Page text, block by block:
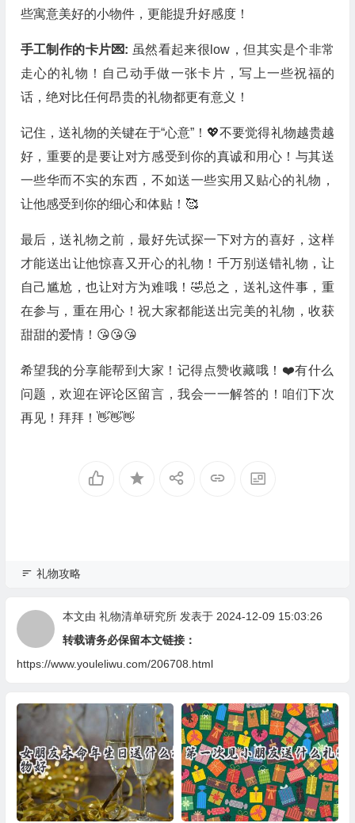
些寓意美好的小物件，更能提升好感度！
手工制作的卡片💌: 虽然看起来很low，但其实是个非常
走心的礼物！自己动手做一张卡片，写上一些祝福的
话，绝对比任何昂贵的礼物都更有意义！
记住，送礼物的关键在于“心意”！💖不要觉得礼物越贵越
好，重要的是要让对方感受到你的真诚和用心！与其送
一些华而不实的东西，不如送一些实用又贴心的礼物，
让他感受到你的细心和体贴！🥰
最后，送礼物之前，最好先试探一下对方的喜好，这样
才能送出让他惊喜又开心的礼物！千万别送错礼物，让
自己尴尬，也让对方为难哦！🤣总之，送礼这件事，重
在参与，重在用心！祝大家都能送出完美的礼物，收获
甜甜的爱情！😘😘😘
希望我的分享能帮到大家！记得点赞收藏哦！❤️有什么
问题，欢迎在评论区留言，我会一一解答的！咱们下次
再见！拜拜！👋👋👋
礼物攻略
本文由 礼物清单研究所发表于 2024-12-09 15:03:26
转载请务必保留本文链接：
https://www.youleliwu.com/206708.html